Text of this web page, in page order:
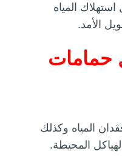
المياه
الأمد.
حمامات
المياه وكذلك
المحيطة.